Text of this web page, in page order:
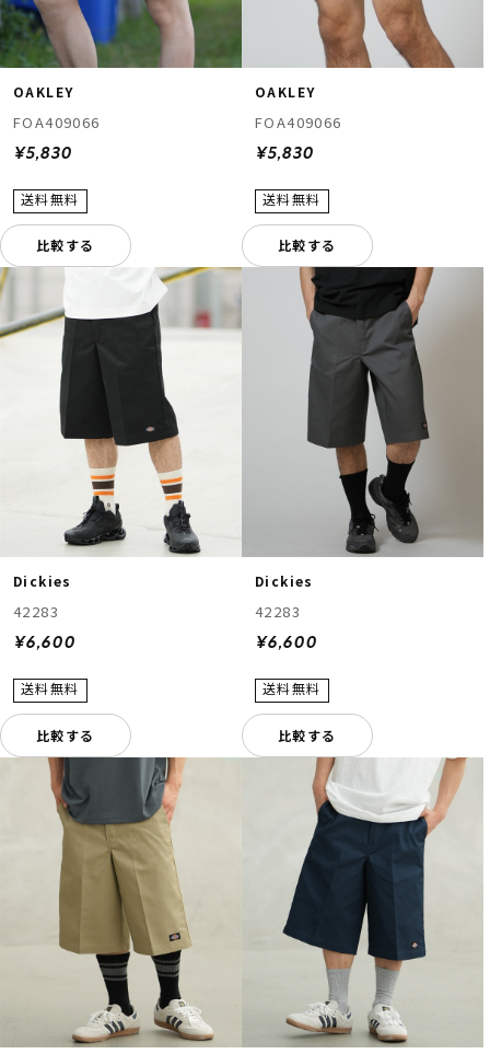
OAKLEY
FOA409066
¥5,830
比較する
OAKLEY
FOA409066
¥5,830
比較する
Dickies
42283
¥6,600
比較する
Dickies
42283
¥6,600
比較する